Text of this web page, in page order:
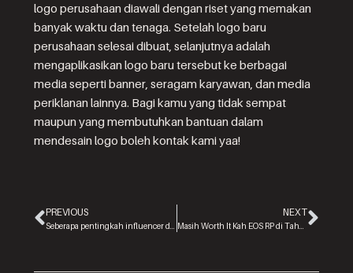
logo perusahaan diawali dengan riset yang memakan
banyak waktu dan tenaga. Setelah logo baru
perusahaan selesai dibuat, selanjutnya adalah
mengaplikasikan logo baru tersebut ke berbagai
media seperti banner, seragam karyawan, dan media
periklanan lainnya. Bagi kamu yang tidak sempat
maupun yang membutuhkan bantuan dalam
mendesain logo boleh kontak kami yaa!
PREVIOUS NEXT